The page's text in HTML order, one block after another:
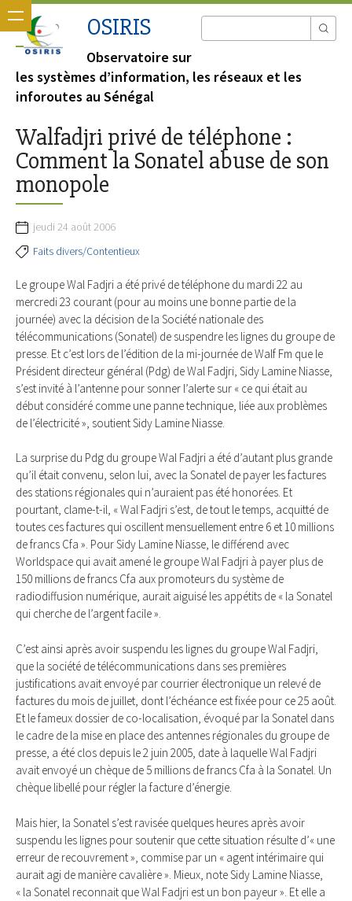
OSIRIS
Observatoire sur
les systèmes d’information, les réseaux et les
inforoutes au Sénégal
Walfadjri privé de téléphone :
Comment la Sonatel abuse de son
monopole
jeudi 24 août 2006
Faits divers/Contentieux
Le groupe Wal Fadjri a été privé de téléphone du mardi 22 au
mercredi 23 courant (pour au moins une bonne partie de la
journée) avec la décision de la Société nationale des
télécommunications (Sonatel) de suspendre les lignes du groupe de
presse. Et c’est lors de l’édition de la mi-journée de Walf Fm que le
Président directeur général (Pdg) de Wal Fadjri, Sidy Lamine Niasse,
s’est invité à l’antenne pour sonner l’alerte sur « ce qui était au
début considéré comme une panne technique, liée aux problèmes
de l’électricité », soutient Sidy Lamine Niasse.
La surprise du Pdg du groupe Wal Fadjri a été d’autant plus grande
qu’il était convenu, selon lui, avec la Sonatel de payer les factures
des stations régionales qui n’auraient pas été honorées. Et
pourtant, clame-t-il, « Wal Fadjri s’est, de tout le temps, acquitté de
toutes ces factures qui oscillent mensuellement entre 6 et 10 millions
de francs Cfa ». Pour Sidy Lamine Niasse, le différend avec
Worldspace qui avait amené le groupe Wal Fadjri à payer plus de
150 millions de francs Cfa aux promoteurs du système de
radiodiffusion numérique, aurait aiguisé les appétits de « la Sonatel
qui cherche de l’argent facile ».
C’est ainsi après avoir suspendu les lignes du groupe Wal Fadjri,
que la société de télécommunications dans ses premières
justifications avait envoyé par courrier électronique un relevé de
factures du mois de juillet, dont l’échéance est fixée pour ce 25 août.
Et le fameux dossier de co-localisation, évoqué par la Sonatel dans
le cadre de la mise en place des antennes régionales du groupe de
presse, a été clos depuis le 2 juin 2005, date à laquelle Wal Fadjri
avait envoyé un chèque de 5 millions de francs Cfa à la Sonatel. Un
chèque libellé pour régler la facture d’énergie.
Mais hier, la Sonatel s’est ravisée quelques heures après avoir
suspendu les lignes pour soutenir que cette situation résulte d’« une
erreur de recouvrement », commise par un « agent intérimaire qui
aurait agi de manière cavalière ». Mieux, note Sidy Lamine Niasse,
« la Sonatel reconnait que Wal Fadjri est un bon payeur ». Et elle a